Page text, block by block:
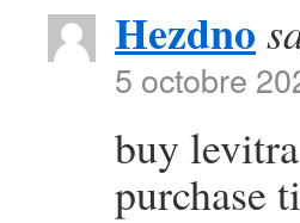
Hezdno
5 octobre
buy
purchase